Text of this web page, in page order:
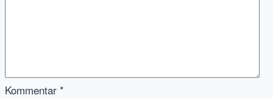
Kommentar *